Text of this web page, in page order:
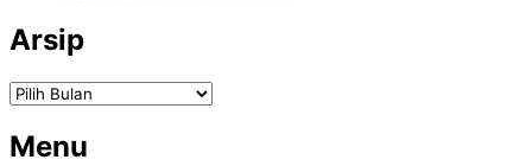
Arsip
Arsip
Menu